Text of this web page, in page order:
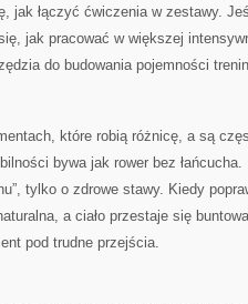
jak łączyć ćwiczenia w zestawy.
jak pracować w większej
do budowania pojemności
które robią różnicę, a są
bywa jak rower bez
tylko o zdrowe stawy. Kiedy
a ciało przestaje się
pod trudne przejścia.